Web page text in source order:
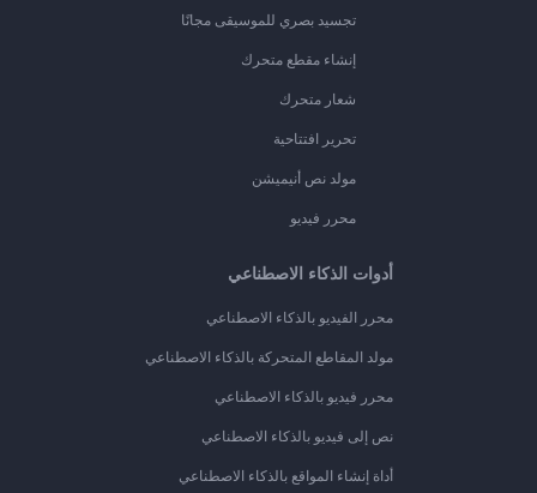
تجسيد بصري للموسيقى مجانًا
إنشاء مقطع متحرك
شعار متحرك
تحرير افتتاحية
مولد نص أنيميشن
محرر فيديو
أدوات الذكاء الاصطناعي
محرر الفيديو بالذكاء الاصطناعي
مولد المقاطع المتحركة بالذكاء الاصطناعي
محرر فيديو بالذكاء الاصطناعي
نص إلى فيديو بالذكاء الاصطناعي
أداة إنشاء المواقع بالذكاء الاصطناعي